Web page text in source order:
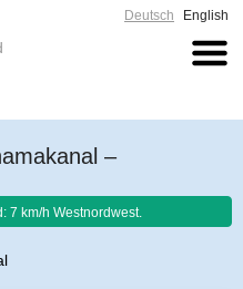
Deutsch English
–
7 km/h Westnordwest.